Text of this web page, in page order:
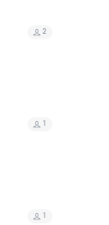
2
1
1